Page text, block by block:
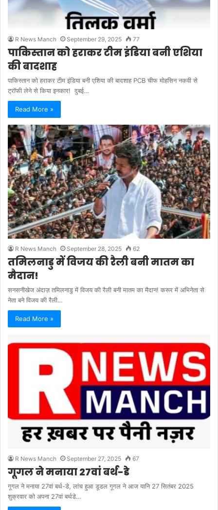
R News Manch September 29, 2025 77
पाकिस्तान को हराकर टीम इंडिया बनी एशिया
की बादशाह
पाकिस्तान को हराकर टीम इंडिया बनी एशिया की बादशाह PCB चीफ मोहसिन नकवी से
ट्रॉफी लेने से किया इनकार! दुबई…
Read More »
R News Manch September 28, 2025 62
तमिलनाडु में विजय की रैली बनी मातम का
मैदान!
सनसनीखेज अंदाज़ तमिलनाडु में विजय की रैली बनी मातम का मैदान! करूर में अभिनेता से
नेता बने विजय की रैली…
Read More »
R News Manch September 27, 2025 67
गूगल ने मनाया 27वां बर्थ-डे
गूगल ने मनाया 27वां बर्थ-डे, लांच हुआ डूडल गूगल ने आज यानि 27 सितंबर 2025
शुक्रवार को अपना 27वां बर्थडे…